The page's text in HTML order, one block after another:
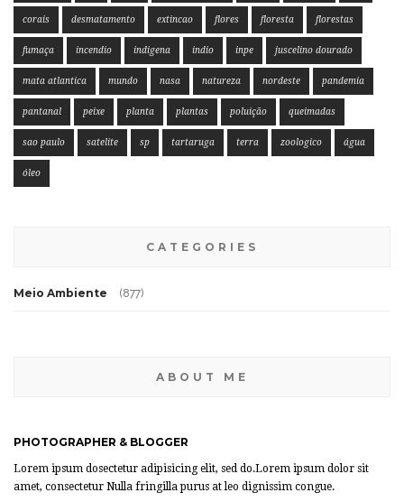
corais desmatamento extincao flores floresta florestas
fumaça incendio indigena indio inpe juscelino dourado
mata atlantica mundo nasa natureza nordeste pandemia
pantanal peixe planta plantas poluição queimadas
sao paulo satelite sp tartaruga terra zoologico água
óleo
CATEGORIES
Meio Ambiente (877)
ABOUT ME
PHOTOGRAPHER & BLOGGER
Lorem ipsum dosectetur adipisicing elit, sed do.Lorem ipsum dolor sit
amet, consectetur Nulla fringilla purus at leo dignissim congue.